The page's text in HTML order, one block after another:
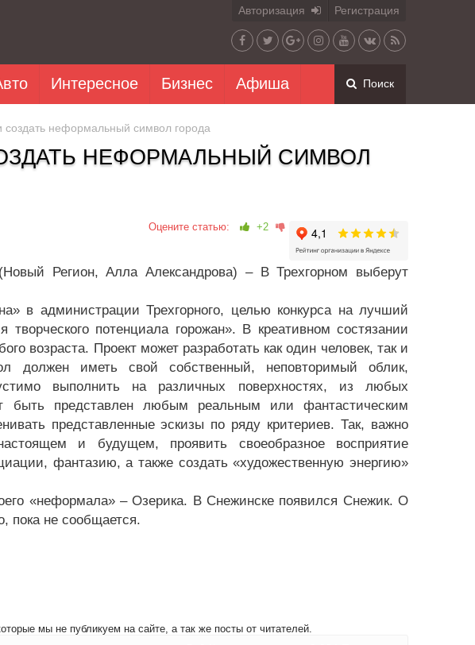
Авторизация Регистрация
Интересное Бизнес Афиша Поиск
неформальный символ города
НЕФОРМАЛЬНЫЙ СИМВОЛ
Оцените статью: +2
Регион, Алла Александрова) – В Трехгорном выберут
в администрации Трехгорного, целью конкурса на лучший
потенциала горожан». В креативном состязании
возраста. Проект может разработать как один человек, так и
должен иметь свой собственный, неповторимый облик,
выполнить на различных поверхностях, из любых
быть представлен любым реальным или фантастическим
представленные эскизы по ряду критериев. Так, важно
и будущем, проявить своеобразное восприятие
фантазию, а также создать «художественную энергию»
«неформала» – Озерика. В Снежинске появился Снежик. О
пока не сообщается.
мы не публикуем на сайте, а так же посты от читателей.